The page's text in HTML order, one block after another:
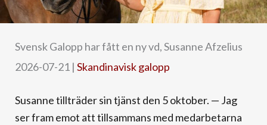
Svensk Galopp har fått en ny vd, Susanne Afzelius
2026-07-21 | Skandinavisk galopp
Susanne tillträder sin tjänst den 5 oktober. — Jag
ser fram emot att tillsammans med medarbetarna